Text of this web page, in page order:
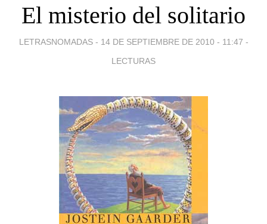
El misterio del solitario
LETRASNOMADAS - 14 DE SEPTIEMBRE DE 2010 - 11:47 -
LECTURAS